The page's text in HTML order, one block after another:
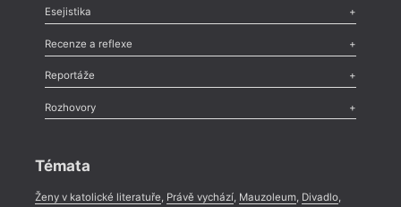
Odlesk
Nekrolog,Glosa,Sloupek,Pozvánka,Literární soutěž,
Esejistika
Esej , Pádlo,Úvaha
Recenze a reflexe
Recenze
Méně slov o próze,Celá rubrika
Reportáže
Literární zítřky
Celá rubrika
Rozhovory
Témata
Ženy v katolické literatuře, Právě vychází, Mauzoleum, Divadlo,